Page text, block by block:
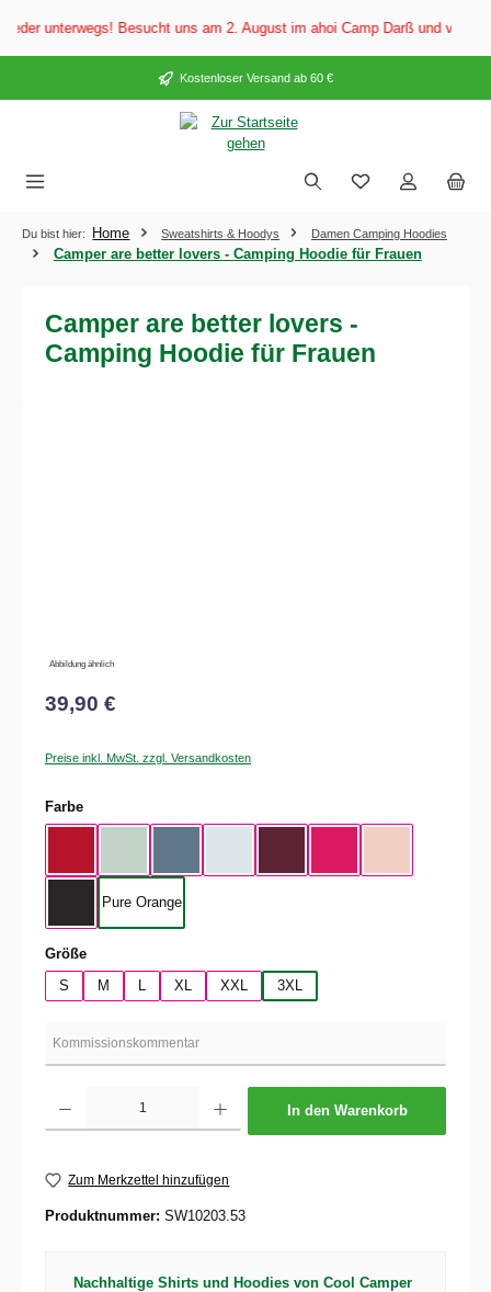
springen
unterwegs! Besucht uns am 2. August im ahoi Camp Darß und vom 3.
Kostenloser Versand ab 60 €
Du bist hier: Home Sweatshirts & Hoodys Damen Camping Hoodies
Camper are better lovers - Camping Hoodie für Frauen
Camper are better lovers -
Camping Hoodie für Frauen
Abbildung ähnlich
39,90 €
Preise inkl. MwSt. zzgl. Versandkosten
Farbeauswählen
Black Pure
Pure Orange
Größeauswählen
S
M XL XXL 3XL
In den Warenkorb
Zum Merkzettel hinzufügen
Produktnummer: SW10203.53
Nachhaltige Shirts und Hoodies von Cool Camper